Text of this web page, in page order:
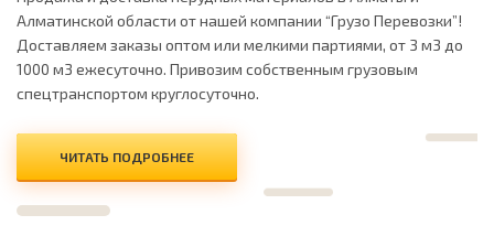
Алматинской области от нашей компании “Грузо Перевозки”!
Доставляем заказы оптом или мелкими партиями, от 3 м3 до
1000 м3 ежесуточно. Привозим собственным грузовым
спецтранспортом круглосуточно.
ЧИТАТЬ ПОДРОБНЕЕ